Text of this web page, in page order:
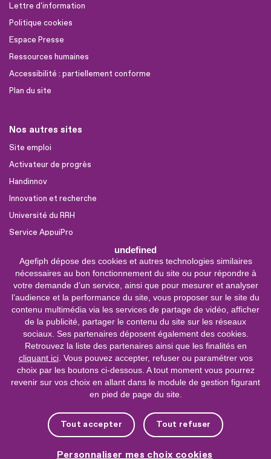
undefined
Agefiph dépose des cookies et autres technologies similaires
nécessaires au bon fonctionnement du site ou pour répondre à
votre demande d’un service, ainsi que pour mesurer et analyser
l’audience et la performance du site, vous proposer sur le site du
contenu multimédia via les services de partage de vidéo, afficher
de la publicité, partager le contenu du site sur les réseaux
sociaux. Ses partenaires déposent également des cookies.
Retrouvez la liste des partenaires ainsi que les finalités en
cliquant ici. Vous pouvez accepter, refuser ou paramétrer vos
choix par les boutons ci-dessous. A tout moment vous pourrez
revenir sur vos choix en allant dans le module de gestion figurant
en pied de page du site.
Tout accepter Tout refuser
Personnaliser mes choix cookies
Lettre d'information
Politique cookies
Espace Presse
Ressources humaines
Accessibilité : partiellement conforme
Plan du site
Nos autres sites
Site emploi
Activateur de progrès
Handinnov
Innovation et recherche
Université du RRH
Service AppuiPro
Nous suivre
Youtube
Linkedin
Facebook
0 800 11 10 09
Service &
appel gratuits
Nous contacter
Plateforme de mise en contact LSF